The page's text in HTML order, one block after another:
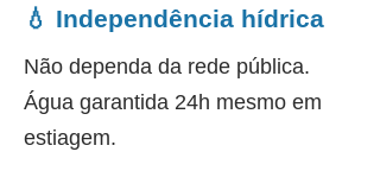
💧 Independência hídrica
Não dependa da rede pública.
Água garantida 24h mesmo em
estiagem.